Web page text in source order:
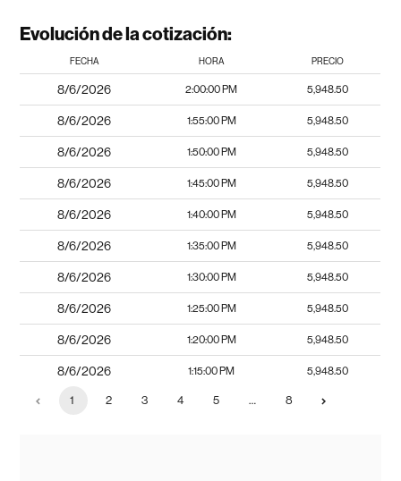
Evolución de la cotización:
FECHA HORA PRECIO
8/6/2026 2:00:00 PM 5,948.50
8/6/2026 1:55:00 PM 5,948.50
8/6/2026 1:50:00 PM 5,948.50
8/6/2026 1:45:00 PM 5,948.50
8/6/2026 1:40:00 PM 5,948.50
8/6/2026 1:35:00 PM 5,948.50
8/6/2026 1:30:00 PM 5,948.50
8/6/2026 1:25:00 PM 5,948.50
8/6/2026 1:20:00 PM 5,948.50
8/6/2026 1:15:00 PM 5,948.50
1 2 3 4 5 … 8